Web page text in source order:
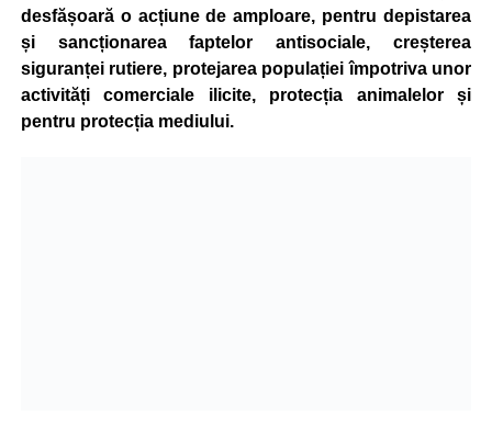
desfășoară o acțiune de amploare, pentru depistarea
și sancționarea faptelor antisociale, creșterea
siguranței rutiere, protejarea populației împotriva unor
activități comerciale ilicite, protecția animalelor și
pentru protecția mediului.